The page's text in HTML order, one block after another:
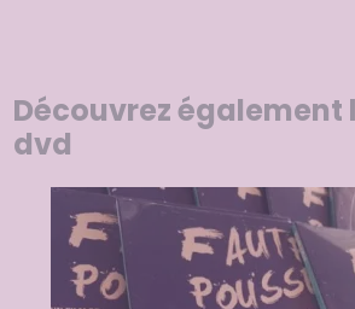
Découvrez également
dvd